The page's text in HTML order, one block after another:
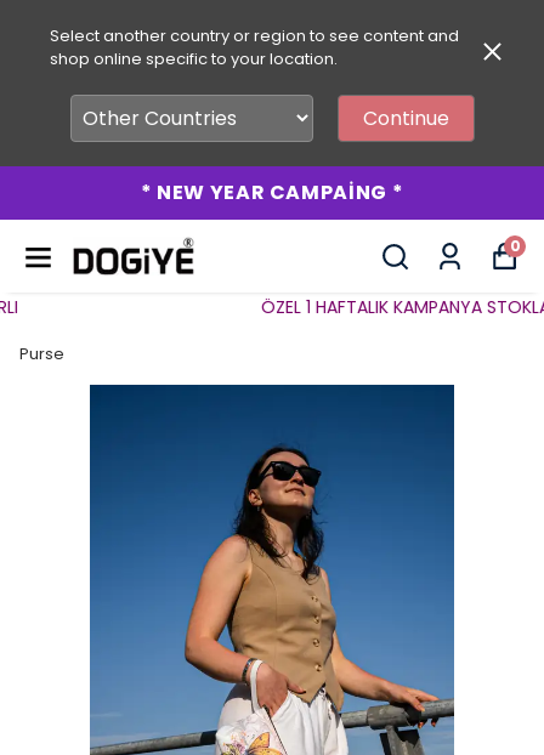
Select another country or region to see content and
shop online specific to your location.
Continue
* NEW YEAR CAMPAİNG *
0
ÖZEL 1 HAFTALIK KAMPANYA
Purse